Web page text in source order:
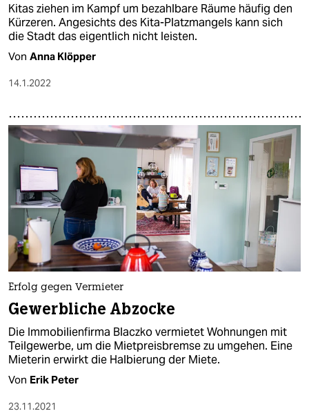
Kitas ziehen im Kampf um bezahlbare Räume häufig den
Kürzeren. Angesichts des Kita-Platzmangels kann sich
die Stadt das eigentlich nicht leisten.
Von Anna Klöpper
14.1.2022
Erfolg gegen Vermieter
Gewerbliche Abzocke
Die Immobilienfirma Blaczko vermietet Wohnungen mit
Teilgewerbe, um die Mietpreisbremse zu umgehen. Eine
Mieterin erwirkt die Halbierung der Miete.
Von Erik Peter
23.11.2021